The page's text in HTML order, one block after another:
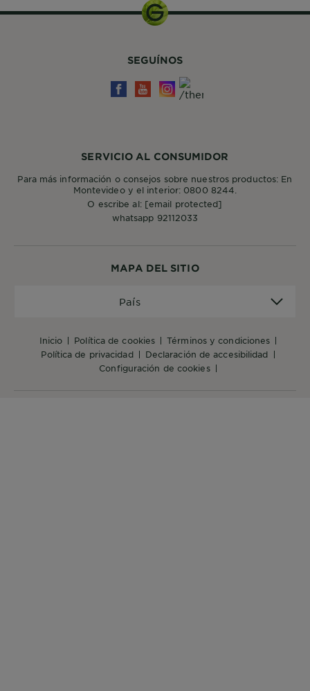
MAPA DEL SITIO
inicio política de cookies
términos y condiciones
política de privacidad
declaración de accesibilidad
configuración de cookies
País
SERVICIO AL CONSUMIDOR
Para más información o consejos sobre nuestros productos: En
Montevideo y el interior: 0800 8244.
O escribe al: [email protected]
whatsapp 92112033
SEGUÍNOS